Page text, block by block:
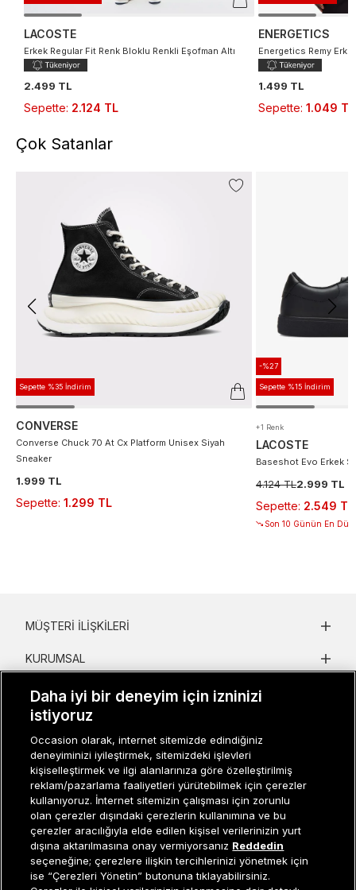
LACOSTE
Erkek Regular Fit Renk Bloklu Renkli Eşofman Altı
2.499 TL
Sepette: 2.124 TL
ENERGETICS
Energetics Remy
1.499 TL
Sepette: 1.049 TL
Çok Satanlar
Sepette %35 İndirim
CONVERSE
Converse Chuck 70 At Cx Platform Unisex Siyah
Sneaker
1.999 TL
Sepette: 1.299 TL
-%27
Sepette %15 İndirim
+1 Renk
LACOSTE
Baseshot Evo Erkek
4.124 TL2.999 TL
Sepette: 2.549 TL
Son 10 Günün En
Müşteri İlişkileri0 850 800 01 20
MÜŞTERI İLIŞKILERI
KURUMSAL
KADIN KATEGORILER
GRUP MARKALAR
ERKEK KATEGORILER
Occasion bir EREN PERAKENDE markasıdır. © Eren Holding
Daha iyi bir deneyim için izninizi
istiyoruz
Occasion olarak, internet sitemizde edindiğiniz
deneyiminizi iyileştirmek, sitemizdeki işlevleri
kişiselleştirmek ve ilgi alanlarınıza göre özelleştirilmiş
reklam/pazarlama faaliyetleri yürütebilmek için çerezler
kullanıyoruz. İnternet sitemizin çalışması için zorunlu
olan çerezler dışındaki çerezlerin kullanımına ve bu
çerezler aracılığıyla elde edilen kişisel verilerinizin yurt
dışına aktarılmasına onay vermiyorsanız Reddedin
seçeneğine; çerezlere ilişkin tercihlerinizi yönetmek için
ise “Çerezleri Yönetin” butonuna tıklayabilirsiniz.